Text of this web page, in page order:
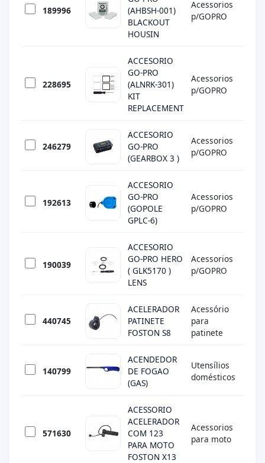
189996
(AHBSH-001)
BLACKOUT
HOUSIN
Acessorios
p/GOPRO
228695
ACCESORIO
GO-PRO
(ALNRK-301)
KIT
REPLACEMENT
Acessorios
p/GOPRO
246279
ACCESORIO
GO-PRO
(GEARBOX 3 )
Acessorios
p/GOPRO
192613
ACCESORIO
GO-PRO
(GOPOLE
GPLC-6)
Acessorios
p/GOPRO
190039
ACCESORIO
GO-PRO HERO
( GLK5170 )
LENS
Acessorios
p/GOPRO
440745
ACELERADOR
PATINETE
FOSTON S8
Acessório
para
patinete
140799
ACENDEDOR
DE FOGAO
(GAS)
Utensílios
domésticos
571630
ACESSORIO
ACELERADOR
COM 123
PARA MOTO
FOSTON X13
Acessorios
para moto